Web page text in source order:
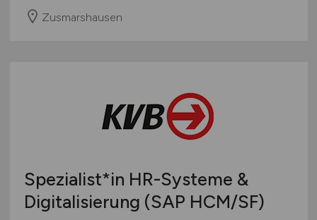
Zusmarshausen
Spezialist*in HR-Systeme &
Digitalisierung (SAP HCM/SF)